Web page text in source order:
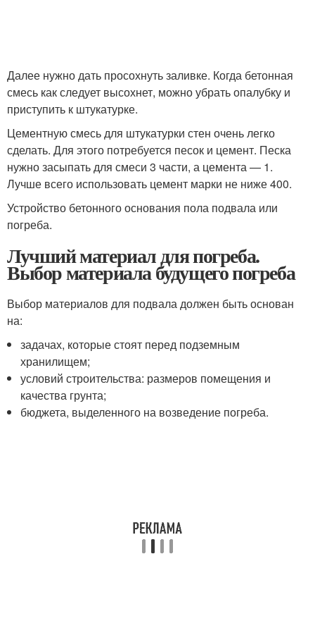
Далее нужно дать просохнуть заливке. Когда бетонная
смесь как следует высохнет, можно убрать опалубку и
приступить к штукатурке.
Цементную смесь для штукатурки стен очень легко
сделать. Для этого потребуется песок и цемент. Песка
нужно засыпать для смеси 3 части, а цемента — 1.
Лучше всего использовать цемент марки не ниже 400.
Устройство бетонного основания пола подвала или
погреба.
Лучший материал для погреба.
Выбор материала будущего погреба
Выбор материалов для подвала должен быть основан
на:
задачах, которые стоят перед подземным
хранилищем;
условий строительства: размеров помещения и
качества грунта;
бюджета, выделенного на возведение погреба.